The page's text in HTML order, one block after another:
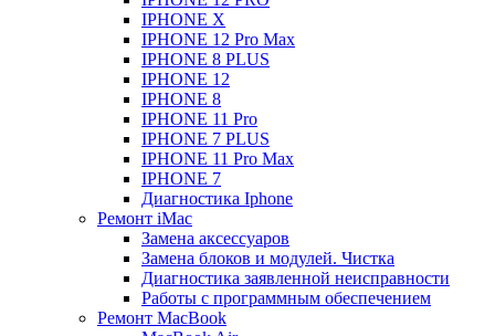
IPHONE X
IPHONE 12 Pro Max
IPHONE 8 PLUS
IPHONE 12
IPHONE 8
IPHONE 11 Pro
IPHONE 7 PLUS
IPHONE 11 Pro Max
IPHONE 7
Диагностика Iphone
Ремонт iMac
Замена аксессуаров
Замена блоков и модулей. Чистка
Диагностика заявленной неисправности
Работы с программным обеспечением
Ремонт MacBook